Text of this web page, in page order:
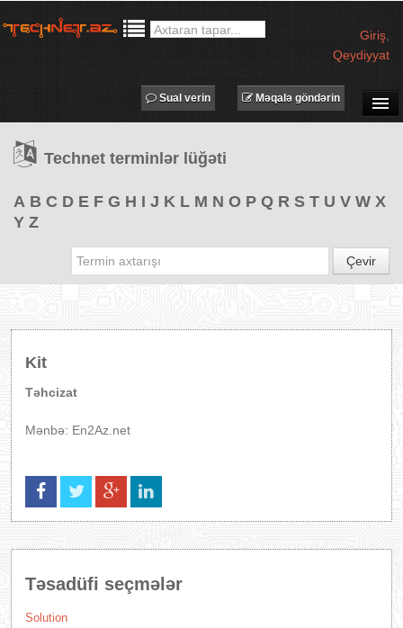
Giriş
Qeydiyyat
TƏDBİRLƏR
PROQRAMLAR
Məqalə göndərin
Sual verin
Technet terminlər lüğəti
A B C D E F G H I J K L M N O P Q R S T U V W X
Y Z
Çevir
Kit
Təhcizat
Mənbə: En2Az.net
Təsadüfi seçmələr
Solution